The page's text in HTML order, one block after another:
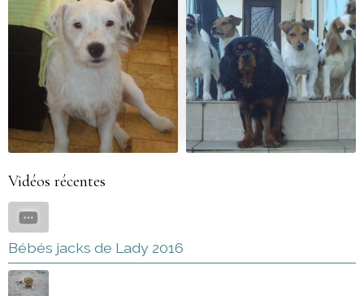
Vidéos récentes
Bébés jacks de Lady 2016